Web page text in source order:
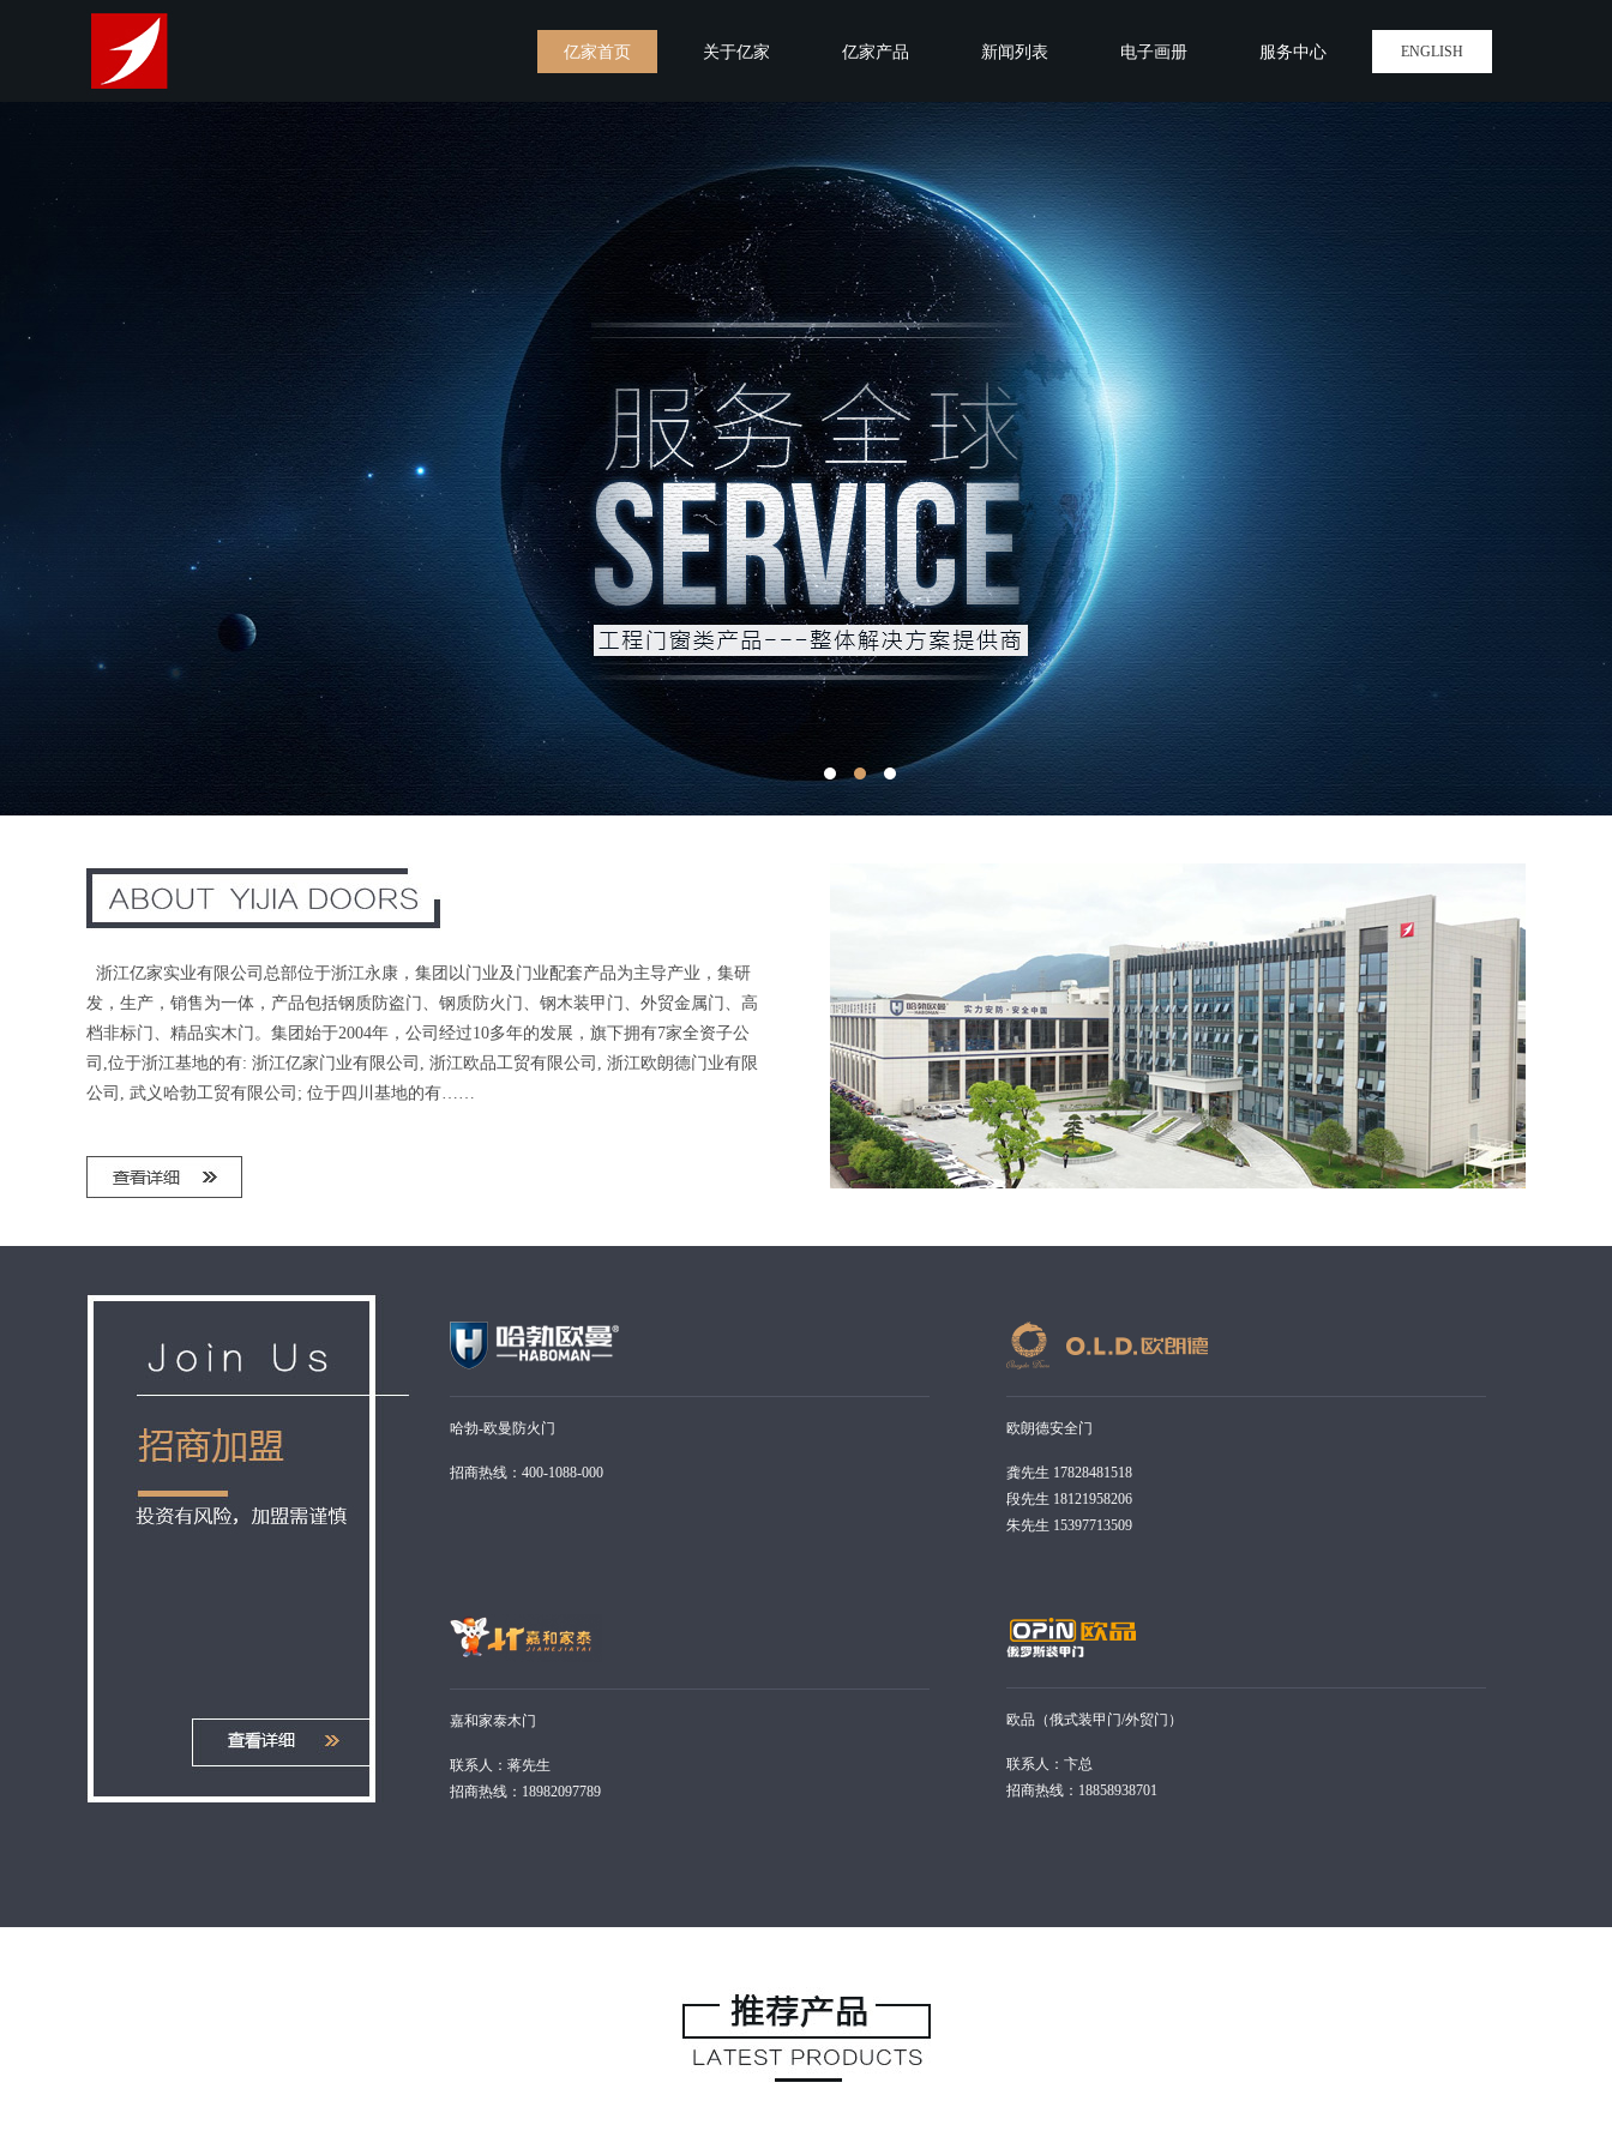
亿家首页 关于亿家 亿家产品 新闻列表 电子画册 服务中心 ENGLISH
浙江亿家实业有限公司总部位于浙江永康，集团以门业及门业配套产品为主导产业，集研
发，生产，销售为一体，产品包括钢质防盗门、钢质防火门、钢木装甲门、外贸金属门、高
档非标门、精品实木门。集团始于2004年，公司经过10多年的发展，旗下拥有7家全资子公
司,位于浙江基地的有: 浙江亿家门业有限公司, 浙江欧品工贸有限公司, 浙江欧朗德门业有限
公司, 武义哈勃工贸有限公司; 位于四川基地的有……
哈勃-欧曼防火门
招商热线：400-1088-000
欧朗德安全门
龚先生 17828481518
段先生 18121958206
朱先生 15397713509
嘉和家泰木门
联系人：蒋先生
招商热线：18982097789
欧品（俄式装甲门/外贸门）
联系人：卞总
招商热线：18858938701